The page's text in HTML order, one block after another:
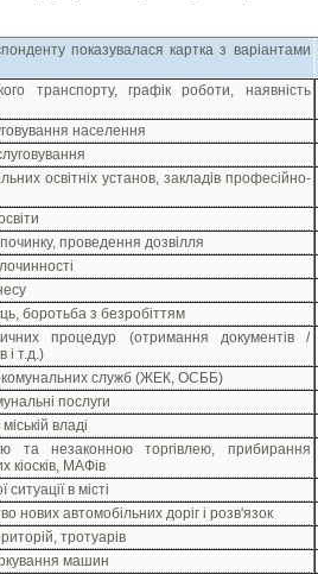
показувалася картка з варіантами
транспорту, графік роботи, наявність
населення
освітніх установ, закладів професійно-
проведення дозвілля
боротьба з безробіттям
процедур (отримання документів /
і т.д.)
комунальних служб (ЖЕК, ОСББ)
послуги
владі
та незаконною торгівлею, прибирання
кіосків, МАФів
в місті
нових автомобільних доріг і розв'язок
тротуарів
машин